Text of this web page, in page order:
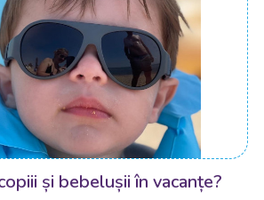
și bebelușii în vacanțe?